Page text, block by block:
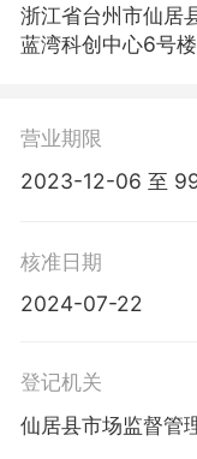
器件制造；电子元
（气）物理设备及
服务；计算机软硬
家庭消费设备销售
务（不含许可类信
需要许可的商品）
须经批准的项目外
浙江省台州市仙居
蓝湾科创中心6号
营业期限
2023-12-06 至
核准日期
2024-07-22
登记机关
仙居县市场监督管